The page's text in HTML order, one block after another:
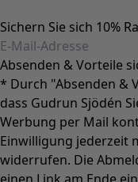
Sichern Sie sich 10%
* Durch "Absenden &
dass Gudrun Sjödén
Werbung per Mail
Einwilligung jederzeit
widerrufen. Die